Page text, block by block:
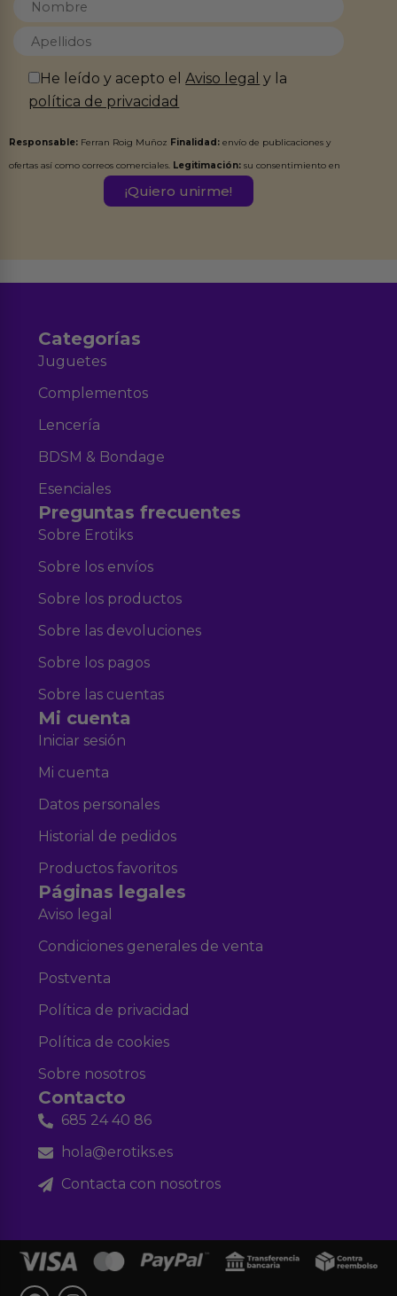
He leído y acepto elAviso legal y la
política de privacidad
Responsable: Ferran Roig Muñoz Finalidad: envío de publicaciones y
ofertas así como correos comerciales. Legitimación: su consentimiento en
Destinatarios:Ferran Roig Muñoz. Podrás ejercer tus
Categorías
Juguetes
Complementos
Lencería
BDSM & Bondage
Esenciales
Preguntas frecuentes
Sobre Erotiks
Sobre los envíos
Sobre los productos
Sobre las devoluciones
Sobre los pagos
Sobre las cuentas
Mi cuenta
Iniciar sesión
Mi cuenta
Datos personales
Historial de pedidos
Productos favoritos
Páginas legales
Aviso legal
Condiciones generales de venta
Postventa
Política de privacidad
Política de cookies
Sobre nosotros
Contacto
685 24 40 86
hola@erotiks.es
Contacta con nosotros
F I